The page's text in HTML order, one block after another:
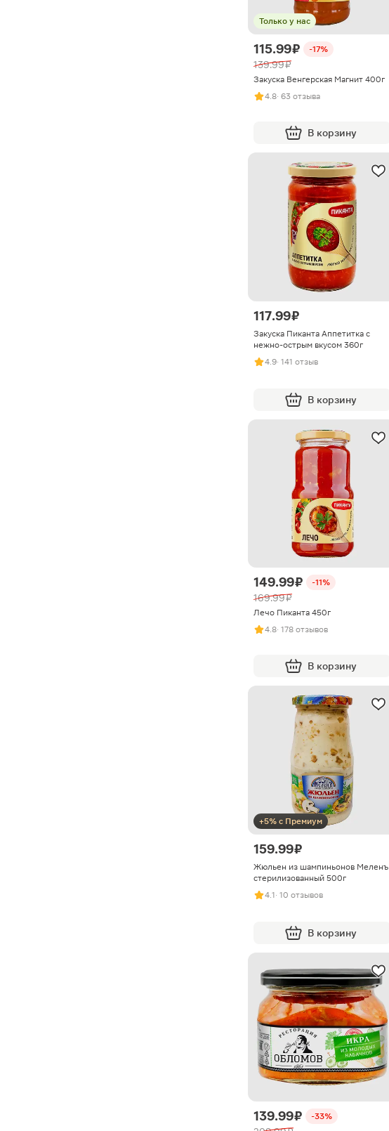
Только у нас
115.99 ₽ -17%
139.99 ₽
Закуска Венгерская Магнит 400г
4.8· 63 отзыва
В корзину
117.99 ₽
Закуска Пиканта Аппетитка с
нежно-острым вкусом 360г
4.9· 141 отзыв
В корзину
149.99 ₽ -11%
169.99 ₽
Лечо Пиканта 450г
4.8· 178 отзывов
В корзину
+5% с Премиум
159.99 ₽
Жюльен из шампиньонов Меленъ
стерилизованный 500г
4.1· 10 отзывов
В корзину
139.99 ₽ -33%